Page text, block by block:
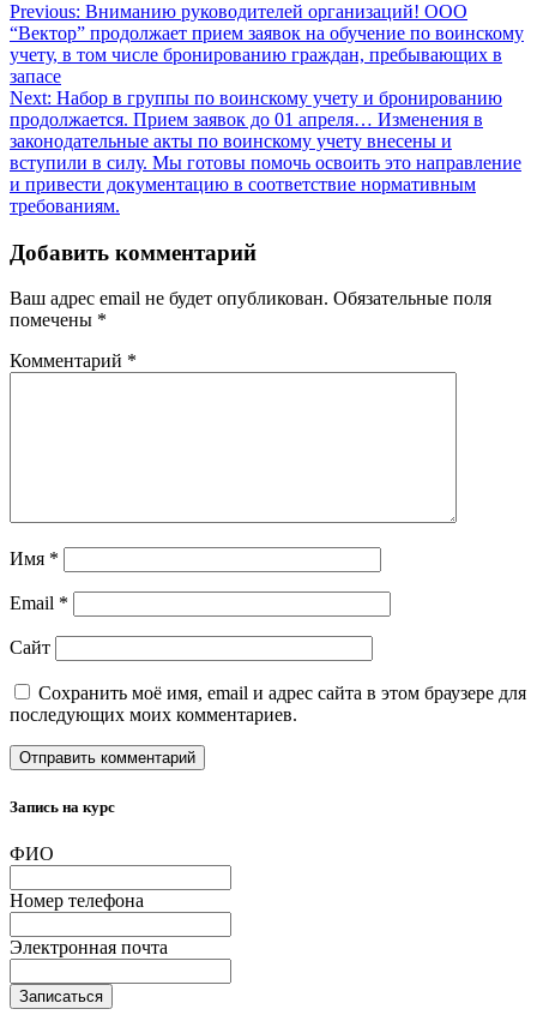
Previous: Вниманию руководителей организаций! ООО
“Вектор” продолжает прием заявок на обучение по воинскому
учету, в том числе бронированию граждан, пребывающих в
запасе
Next: Набор в группы по воинскому учету и бронированию
продолжается. Прием заявок до 01 апреля… Изменения в
законодательные акты по воинскому учету внесены и
вступили в силу. Мы готовы помочь освоить это направление
и привести документацию в соответствие нормативным
требованиям.
Добавить комментарий
Ваш адрес email не будет опубликован. Обязательные поля
помечены *
Комментарий *
Имя *
Email *
Сайт
Сохранить моё имя, email и адрес сайта в этом браузере для
последующих моих комментариев.
Запись на курс
ФИО
Номер телефона
Электронная почта
Записаться